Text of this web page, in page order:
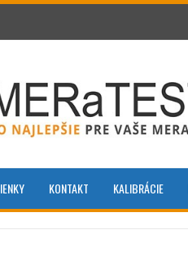
KONTAKT KALIBRÁCIE